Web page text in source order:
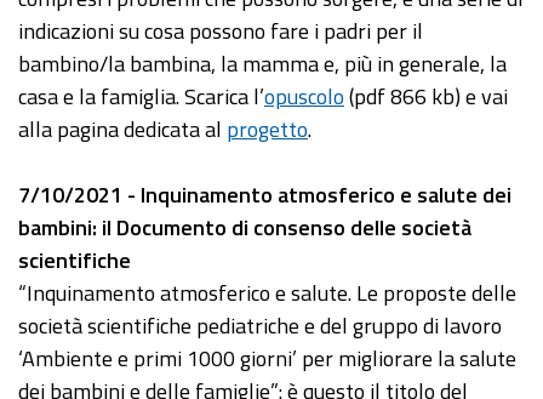
indicazioni su cosa possono fare i padri per il
bambino/la bambina, la mamma e, più in generale, la
casa e la famiglia. Scarica l’opuscolo(pdf 866 kb) e vai
alla pagina dedicata al progetto.
7/10/2021 - Inquinamento atmosferico e salute dei
bambini: il Documento di consenso delle società
scientifiche
“Inquinamento atmosferico e salute. Le proposte delle
società scientifiche pediatriche e del gruppo di lavoro
‘Ambiente e primi 1000 giorni’ per migliorare la salute
dei bambini e delle famiglie”: è questo il titolo del